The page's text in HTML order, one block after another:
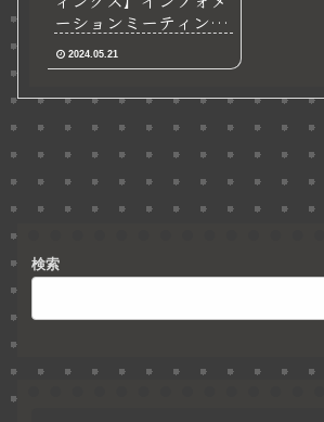
ーションミーティング
｜会社説明会
2024.05.21
検索